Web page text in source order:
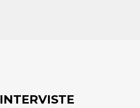
INTERVISTE